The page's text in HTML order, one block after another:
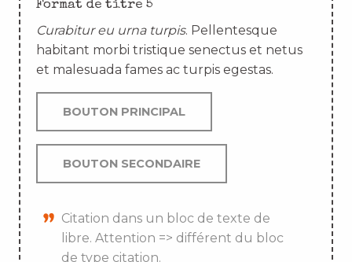
Format de titre 5
Curabitur eu urna turpis. Pellentesque
habitant morbi tristique senectus et netus
et malesuada fames ac turpis egestas.
BOUTON PRINCIPAL
BOUTON SECONDAIRE
Citation dans un bloc de texte de
libre. Attention => différent du bloc
de type citation.